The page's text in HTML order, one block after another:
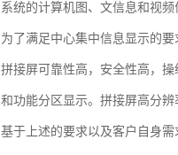
系统的计算机图、文信息和视
为了满足中心集中信息显示的
拼接屏可靠性高，安全性高，
和功能分区显示。拼接屏高分辨
基于上述的要求以及客户自身